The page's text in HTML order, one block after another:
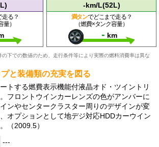
走る？
量）
-km/L(52L)
満タンでどこまで走る？
（燃費×タンク容量）
- km
下での数値のため、走行条件等により実際の燃料消費率は異な
と装備類の充実を図る
トする燃費表示機能付液晶オド・ツイントリ
フロントウインカーレンズの色がアンバーに
ンやセンタークラスター周りのデザインが変
オプションとして地デジ対応HDDカーウイン
（2009.5）
---